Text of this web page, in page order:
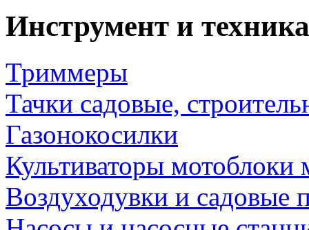
Инструмент и
Триммеры
Тачки садовые,
Газонокосилки
Культиваторы мотоблоки
Воздуходувки и садовые